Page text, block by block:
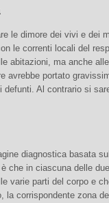
le dimore dei vivi e dei
le correnti locali del
abitazioni, ma anche
avrebbe portato
defunti. Al contrario si
diagnostica basata
che in ciascuna delle
varie parti del corpo e
la corrispondente zona